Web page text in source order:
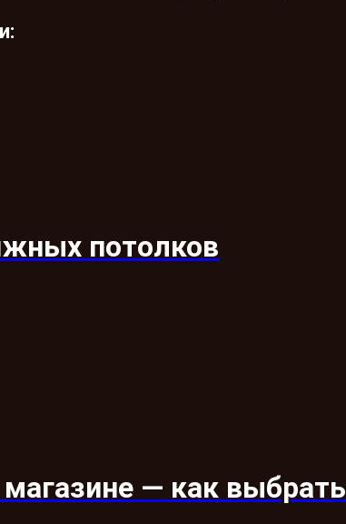
потолков
— как выбрать